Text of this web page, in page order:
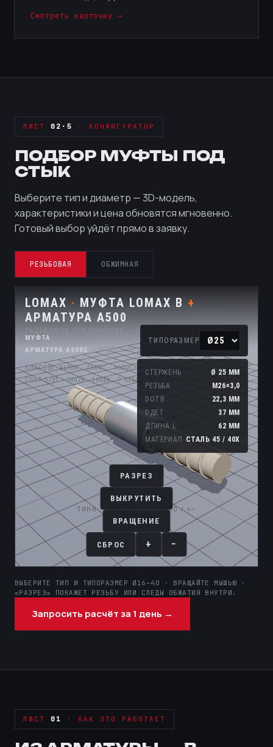
Смотреть карточку →
ЛИСТ 02·5 · КОНФИГУРАТОР
ПОДБОР МУФТЫ ПОД
СТЫК
Выберите тип и диаметр — 3D-модель,
характеристики и цена обновятся мгновенно.
Готовый выбор уйдёт прямо в заявку.
РЕЗЬБОВАЯ ОБЖИМНАЯ
ВЫБЕРИТЕ ТИП И ТИПОРАЗМЕР Ø16–40 · ВРАЩАЙТЕ МЫШЬЮ ·
«РАЗРЕЗ» ПОКАЖЕТ РЕЗЬБУ ИЛИ СЛЕДЫ ОБЖАТИЯ ВНУТРИ.
Запросить расчёт за 1 день →
ЛИСТ 01 · КАК ЭТО РАБОТАЕТ